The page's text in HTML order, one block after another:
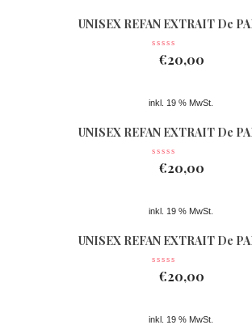
UNISEX REFAN EXTRAIT De
Nr 078
€20,00
inkl. 19 % MwSt.
UNISEX REFAN EXTRAIT De
Nr 077
€20,00
inkl. 19 % MwSt.
UNISEX REFAN EXTRAIT De
Nr 361
€20,00
inkl. 19 % MwSt.